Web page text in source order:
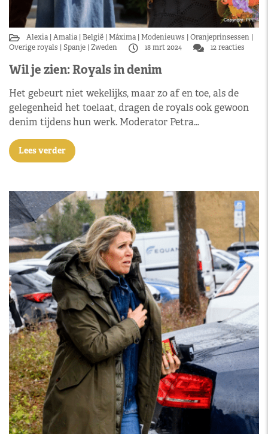
Alexia Amalia België Máxima Modenieuws
Oranjeprinsessen
Overige royals
Spanje Zweden 18 mrt 2024 12 reacties
Wil je zien: Royals in denim
Het gebeurt niet wekelijks, maar zo af en toe, als de
gelegenheid het toelaat, dragen de royals ook gewoon
denim tijdens hun werk. Moderator Petra…
Lees verder